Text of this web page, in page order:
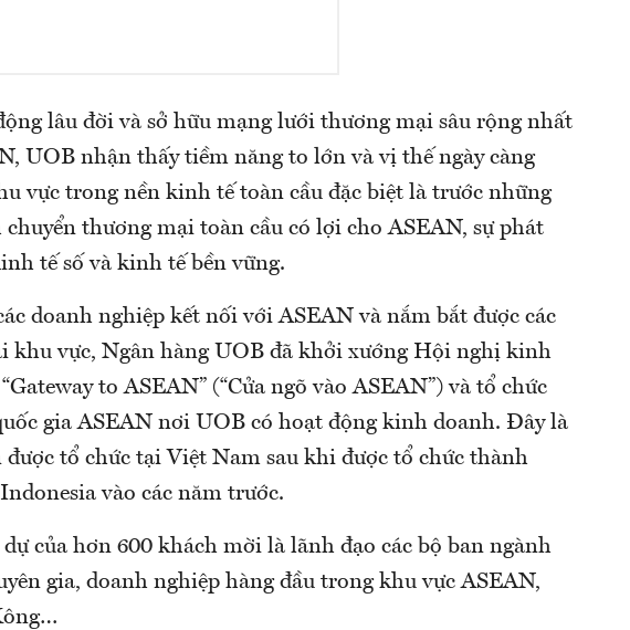
lâu đời và sở hữu mạng lưới thương mại sâu rộng nhất
UOB nhận thấy tiềm năng to lớn và vị thế ngày càng
vực trong nền kinh tế toàn cầu đặc biệt là trước những
thương mại toàn cầu có lợi cho ASEAN, sự phát
tế số và kinh tế bền vững.
doanh nghiệp kết nối với ASEAN và nắm bắt được các
khu vực, Ngân hàng UOB đã khởi xướng Hội nghị kinh
to ASEAN” (“Cửa ngõ vào ASEAN”) và tổ chức
gia ASEAN nơi UOB có hoạt động kinh doanh. Đây là
được tổ chức tại Việt Nam sau khi được tổ chức thành
vào các năm trước.
của hơn 600 khách mời là lãnh đạo các bộ ban ngành
gia, doanh nghiệp hàng đầu trong khu vực ASEAN,